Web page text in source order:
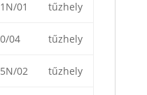
01 tűzhely
04 tűzhely
02 tűzhely